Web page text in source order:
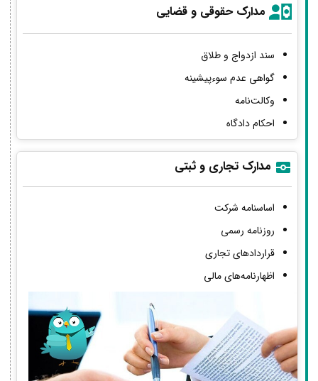
مدارک حقوقی و قضایی
سند ازدواج و طلاق
گواهی عدم سوءپیشینه
وکالت‌نامه
احکام دادگاه
مدارک تجاری و ثبتی
اساسنامه شرکت
روزنامه رسمی
قراردادهای تجاری
اظهارنامه‌های مالی